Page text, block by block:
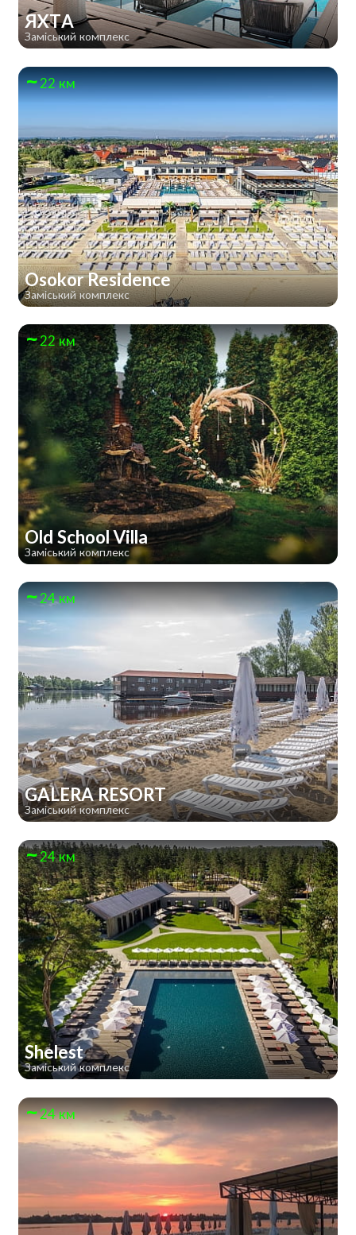
ЯХТА
Заміський комплекс
22 км
Osokor Residence
Заміський комплекс
22 км
Old School Villa
Заміський комплекс
24 км
GALERA RESORT
Заміський комплекс
24 км
Shelest
Заміський комплекс
24 км